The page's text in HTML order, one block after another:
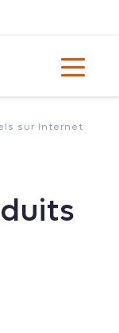
sur Internet